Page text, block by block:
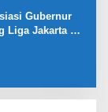
Gubernur
Liga Jakarta U-